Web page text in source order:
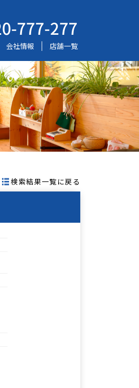
会社情報 店舗一覧
検索結果一覧に戻る